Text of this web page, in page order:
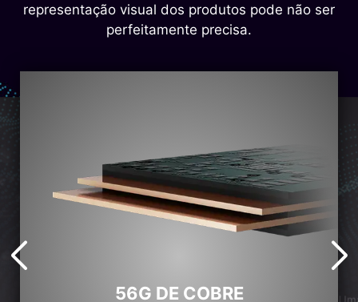
representação visual dos produtos pode não ser
perfeitamente precisa.
56G DE COBRE